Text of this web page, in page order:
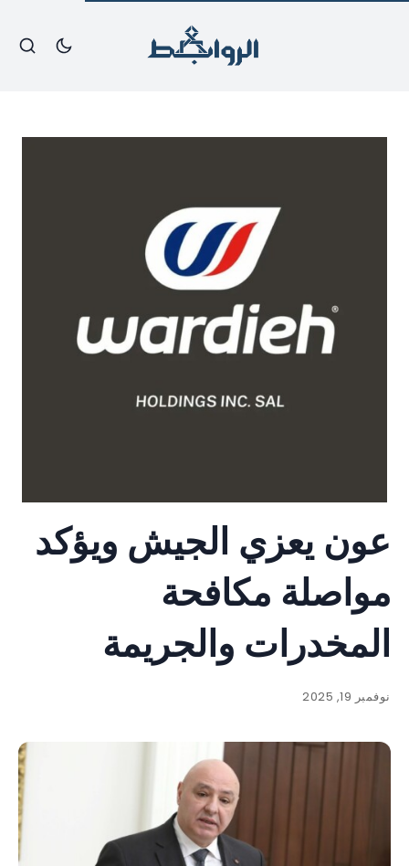
عون يعزي الجيش ويؤكد
مواصلة مكافحة
المخدرات والجريمة
نوفمبر 19, 2025